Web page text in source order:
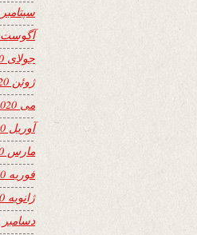
سپتامبر 2020
آگوست 2020
جولای 2020
ژوئن 2020
می 2020
آوریل 2020
مارس 2020
فوریه 2020
ژانویه 2020
دسامبر 2019